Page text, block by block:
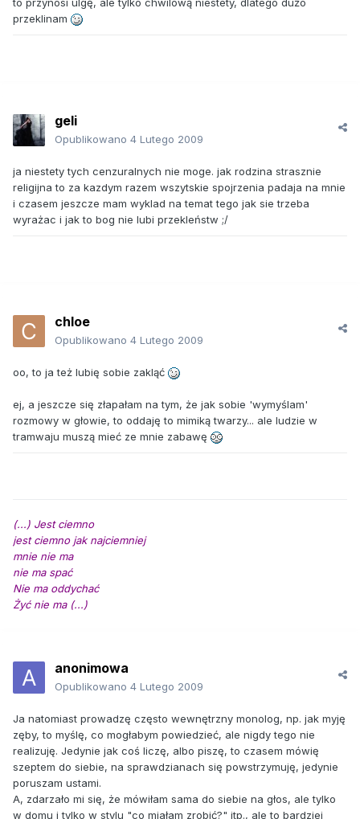
to przynosi ulgę, ale tylko chwilową niestety, dlatego dużo
przeklinam
geli
Opublikowano 4 Lutego 2009
ja niestety tych cenzuralnych nie moge. jak rodzina strasznie
religijna to za kazdym razem wszytskie spojrzenia padaja na mnie
i czasem jeszcze mam wyklad na temat tego jak sie trzeba
wyrażac i jak to bog nie lubi przekleństw ;/
chloe
Opublikowano 4 Lutego 2009
oo, to ja też lubię sobie zakląć
ej, a jeszcze się złapałam na tym, że jak sobie 'wymyślam'
rozmowy w głowie, to oddaję to mimiką twarzy... ale ludzie w
tramwaju muszą mieć ze mnie zabawę
(...) Jest ciemno
jest ciemno jak najciemniej
mnie nie ma
nie ma spać
Nie ma oddychać
Żyć nie ma (...)
anonimowa
Opublikowano 4 Lutego 2009
Ja natomiast prowadzę często wewnętrzny monolog, np. jak myję
zęby, to myślę, co mogłabym powiedzieć, ale nigdy tego nie
realizuję. Jedynie jak coś liczę, albo piszę, to czasem mówię
szeptem do siebie, na sprawdzianach się powstrzymuję, jedynie
poruszam ustami.
A, zdarzało mi się, że mówiłam sama do siebie na głos, ale tylko
w domu i tylko w stylu "co miałam zrobić?" itp., ale to bardziej